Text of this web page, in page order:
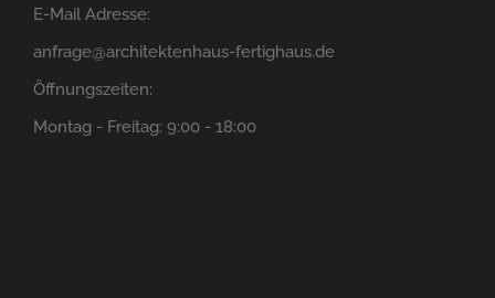
E-Mail Adresse:
anfrage@architektenhaus-fertighaus.de
Öffnungszeiten:
Montag - Freitag: 9:00 - 18:00